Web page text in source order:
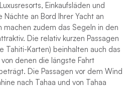
Einkaufsläden und
Nächte an Bord Ihrer Yacht an
machen zudem das Segeln in den
Die relativ kurzen Passagen
Tahiti-Karten) beinhalten auch das
denen die längste Fahrt
Die Passagen vor dem Wind
nach Tahaa und von Tahaa